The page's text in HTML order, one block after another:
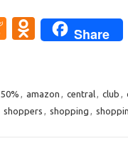
M
e
a
O
o
kl
Share
50% , amazon , central, club ,
shoppers , shopping ,